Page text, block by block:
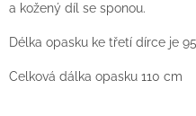
a kožený díl se sponou.
Délka opasku ke třetí dírce je
Celková dálka opasku 110 cm